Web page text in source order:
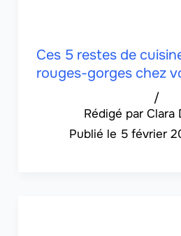
Ces 5 restes de
rouges-gorges chez
Clara
/
5 février